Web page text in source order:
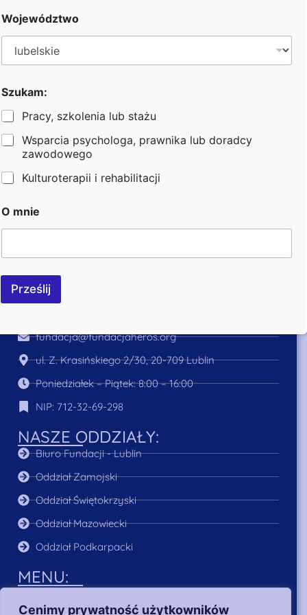
Cenimy prywatność użytkowników
27 kwietnia 2020
DANE KONTAKTOWE:
+48 570 122 110
fundacja@fundacjaheros.org
ul. Z. Krasińskiego 2/30, 20-709 Lublin
Poniedziałek – Piątek: 8:00 – 16:00
NIP: 712-32-69-298
NASZE ODDZIAŁY:
Biuro Fundacji - Lublin
Oddział Zamojski
Oddział Świętokrzyski
Oddział Mazowiecki
Oddział Podkarpacki
MENU:
Województwo
Szukam:
Pracy, szkolenia lub stażu
Wsparcia psychologa, prawnika lub doradcy
zawodowego
Kulturoterapii i rehabilitacji
O mnie
Prześlij